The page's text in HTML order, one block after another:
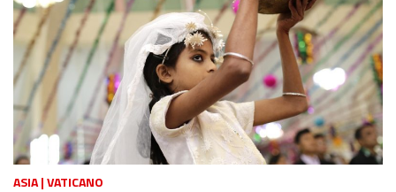
ASIA|VATICANO